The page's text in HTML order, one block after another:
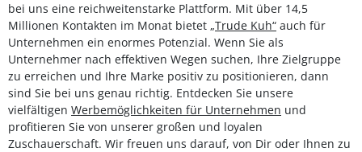
bei uns eine reichweitenstarke Plattform. Mit über 14,5
Millionen Kontakten im Monat bietet „Trude Kuh“ auch für
Unternehmen ein enormes Potenzial. Wenn Sie als
Unternehmer nach effektiven Wegen suchen, Ihre Zielgruppe
zu erreichen und Ihre Marke positiv zu positionieren, dann
sind Sie bei uns genau richtig. Entdecken Sie unsere
vielfältigen Werbemöglichkeiten für Unternehmen und
profitieren Sie von unserer großen und loyalen
Zuschauerschaft. Wir freuen uns darauf, von Dir oder Ihnen zu